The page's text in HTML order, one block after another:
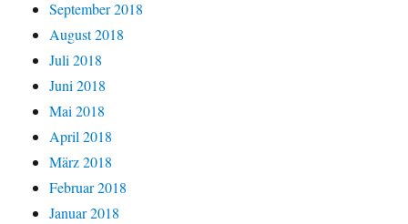
September 2018
August 2018
Juli 2018
Juni 2018
Mai 2018
April 2018
März 2018
Februar 2018
Januar 2018